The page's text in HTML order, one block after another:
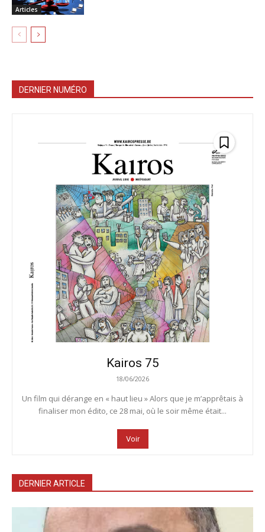
Articles
DERNIER NUMÉRO
Kairos 75
18/06/2026
Un film qui dérange en « haut lieu » Alors que je m’apprêtais à
finaliser mon édito, ce 28 mai, où le soir même était...
Voir
DERNIER ARTICLE